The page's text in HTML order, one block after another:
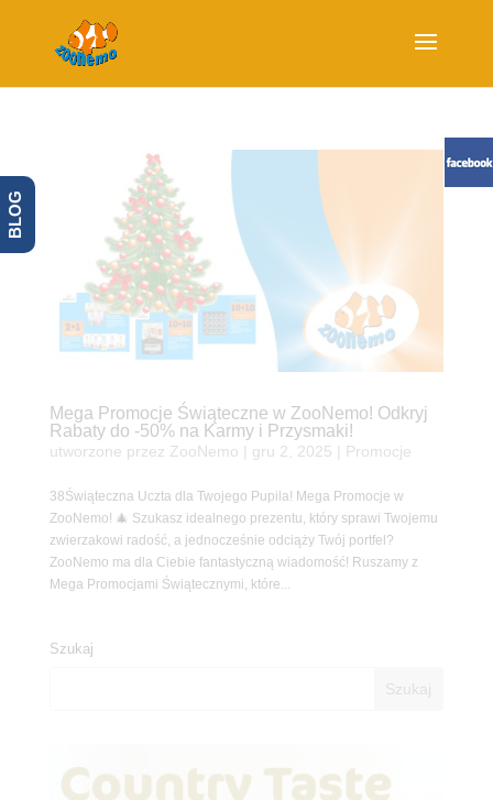
Mega Promocje Świąteczne w ZooNemo! Odkryj
Rabaty do -50% na Karmy i Przysmaki!
utworzone przez ZooNemo gru 2, 2025 Promocje
38Świąteczna Uczta dla Twojego Pupila! Mega Promocje w
ZooNemo! 🎄 Szukasz idealnego prezentu, który sprawi Twojemu
zwierzakowi radość, a jednocześnie odciąży Twój portfel?
ZooNemo ma dla Ciebie fantastyczną wiadomość! Ruszamy z
Mega Promocjami Świątecznymi, które...
Szukaj
BLOG